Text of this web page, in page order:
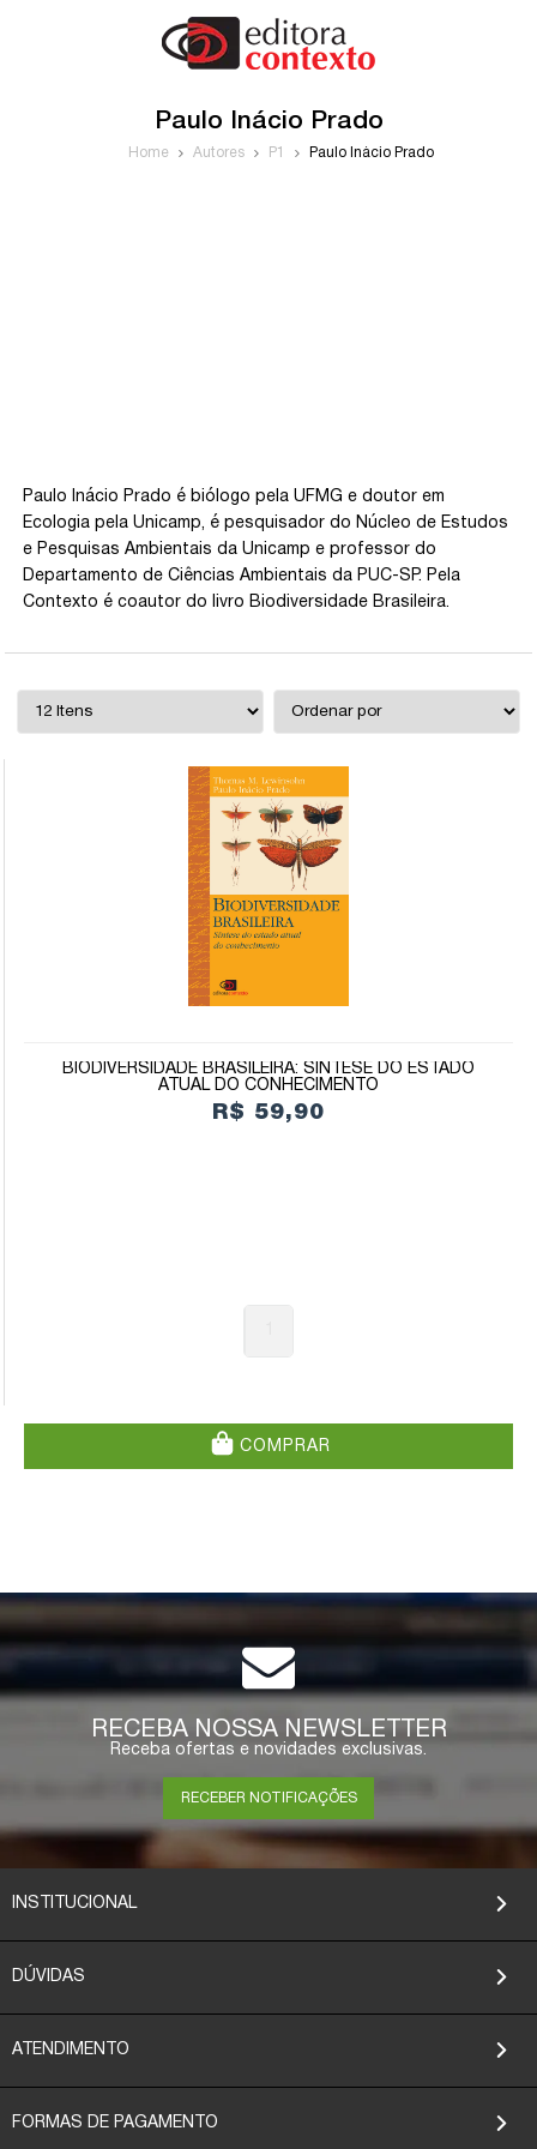
Paulo Inácio Prado
Home Autores P1 Paulo Inácio Prado
Paulo Inácio Prado é biólogo pela UFMG e doutor em
Ecologia pela Unicamp, é pesquisador do Núcleo de Estudos
e Pesquisas Ambientais da Unicamp e professor do
Departamento de Ciências Ambientais da PUC-SP. Pela
Contexto é coautor do livro Biodiversidade Brasileira.
BIODIVERSIDADE BRASILEIRA: SÍNTESE DO ESTADO
ATUAL DO CONHECIMENTO
R$ 59,90
COMPRAR
RECEBA NOSSA NEWSLETTER
Receba ofertas e novidades exclusivas.
RECEBER NOTIFICAÇÕES
INSTITUCIONAL
DÚVIDAS
ATENDIMENTO
FORMAS DE PAGAMENTO